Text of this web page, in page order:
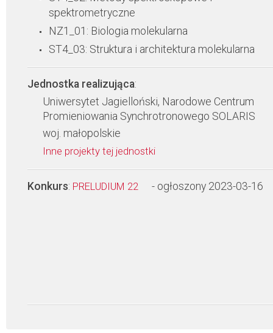
spektrometryczne
NZ1_01: Biologia molekularna
ST4_03: Struktura i architektura molekularna
Jednostka realizująca:
Uniwersytet Jagielloński, Narodowe Centrum
Promieniowania Synchrotronowego SOLARIS
woj. małopolskie
Inne projekty tej jednostki
Konkurs: PRELUDIUM 22 - ogłoszony 2023-03-16